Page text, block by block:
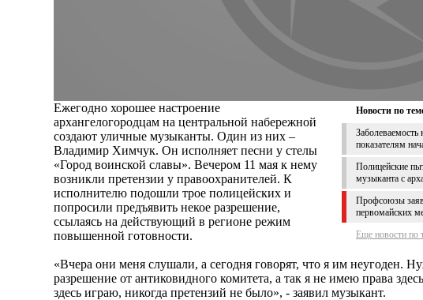
Новости по
показателям
Полицейские
музыканта с
Профсоюзы
первомайских
Еще новости по
Ежегодно хорошее настроение
архангелогородцам на центральной набережной
создают уличные музыканты. Один из них –
Владимир Химчук. Он исполняет песни у стелы
«Город воинской славы». Вечером 11 мая к нему
возникли претензии у правоохранителей. К
исполнителю подошли трое полицейских и
попросили предъявить некое разрешение,
ссылаясь на действующий в регионе режим
повышенной готовности.
«Вчера они меня слушали, а сегодня говорят, что я им неугоден.
разрешение от антиковидного комитета, а так я не имею права
здесь играю, никогда претензий не было», - заявил музыкант.